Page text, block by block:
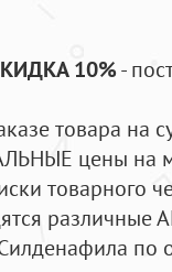
10%-
товара на
цены на
товарного
по